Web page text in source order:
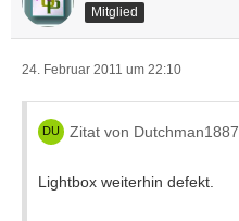
Mitglied
24. Februar 2011 um 22:10
Zitat von Dutchman1887
Lightbox weiterhin defekt.